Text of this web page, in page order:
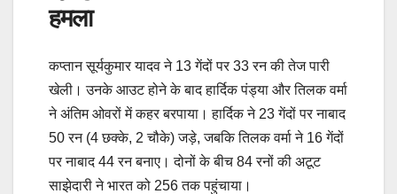
हमला
कप्तान सूर्यकुमार यादव ने 13 गेंदों पर 33 रन की तेज पारी
खेली। उनके आउट होने के बाद हार्दिक पंड्या और तिलक वर्मा
ने अंतिम ओवरों में कहर बरपाया। हार्दिक ने 23 गेंदों पर नाबाद
50 रन (4 छक्के, 2 चौके) जड़े, जबकि तिलक वर्मा ने 16 गेंदों
पर नाबाद 44 रन बनाए। दोनों के बीच 84 रनों की अटूट
साझेदारी ने भारत को 256 तक पहुंचाया।